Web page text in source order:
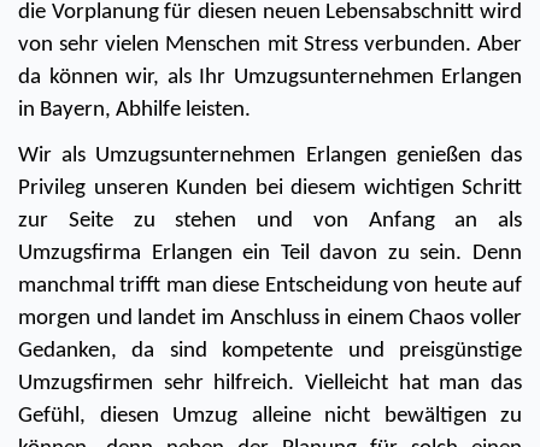
die Vorplanung für diesen neuen Lebensabschnitt wird
von sehr vielen Menschen mit Stress verbunden. Aber
da können wir, als Ihr Umzugsunternehmen Erlangen
in Bayern, Abhilfe leisten.
Wir als Umzugsunternehmen Erlangen genießen das
Privileg unseren Kunden bei diesem wichtigen Schritt
zur Seite zu stehen und von Anfang an als
Umzugsfirma Erlangen ein Teil davon zu sein. Denn
manchmal trifft man diese Entscheidung von heute auf
morgen und landet im Anschluss in einem Chaos voller
Gedanken, da sind kompetente und preisgünstige
Umzugsfirmen sehr hilfreich. Vielleicht hat man das
Gefühl, diesen Umzug alleine nicht bewältigen zu